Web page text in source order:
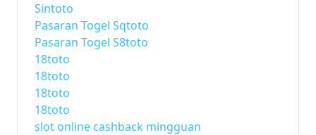
Sintoto
Pasaran Togel Sqtoto
Pasaran Togel S8toto
18toto
18toto
18toto
18toto
slot online cashback mingguan